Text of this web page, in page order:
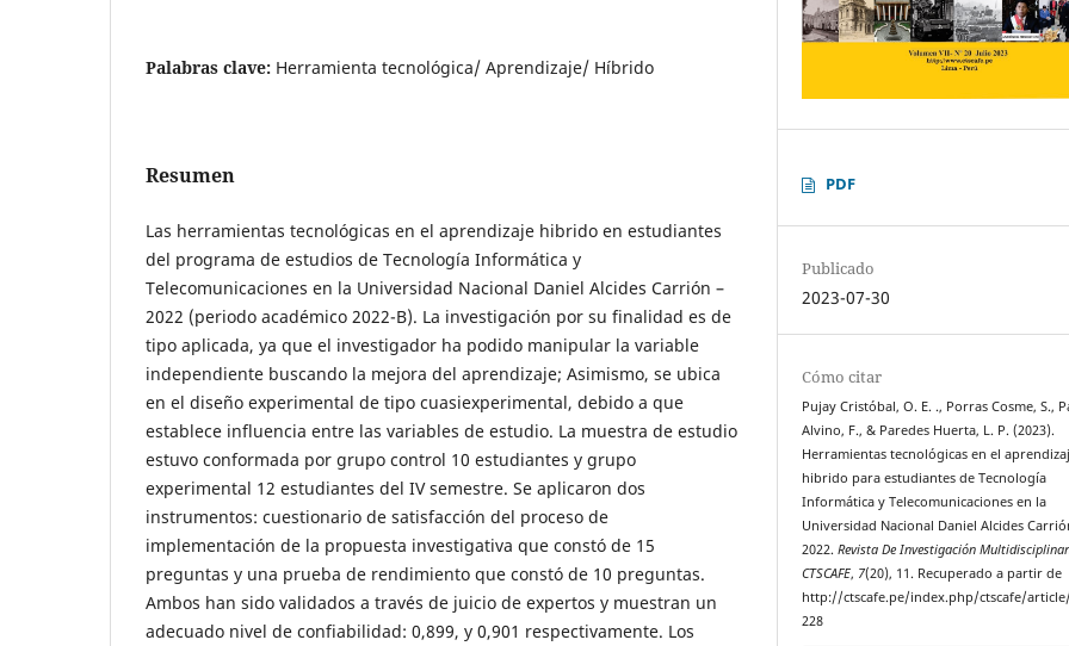
Palabras clave: Herramienta tecnológica/ Aprendizaje/ Híbrido
Resumen
Las herramientas tecnológicas en el aprendizaje hibrido en estudiantes
del programa de estudios de Tecnología Informática y
Telecomunicaciones en la Universidad Nacional Daniel Alcides Carrión –
2022 (periodo académico 2022-B). La investigación por su finalidad es de
tipo aplicada, ya que el investigador ha podido manipular la variable
independiente buscando la mejora del aprendizaje; Asimismo, se ubica
en el diseño experimental de tipo cuasiexperimental, debido a que
establece influencia entre las variables de estudio. La muestra de estudio
estuvo conformada por grupo control 10 estudiantes y grupo
experimental 12 estudiantes del IV semestre. Se aplicaron dos
instrumentos: cuestionario de satisfacción del proceso de
implementación de la propuesta investigativa que constó de 15
preguntas y una prueba de rendimiento que constó de 10 preguntas.
Ambos han sido validados a través de juicio de expertos y muestran un
adecuado nivel de confiabilidad: 0,899, y 0,901 respectivamente. Los
PDF
Publicado
2023-07-30
Cómo citar
Pujay Cristóbal, O. E. ., Porras Cosme, S.,
Alvino, F., & Paredes Huerta, L. P. (2023).
Herramientas tecnológicas en el
hibrido para estudiantes de Tecnología
Informática y Telecomunicaciones en la
Universidad Nacional Daniel Alcides
2022.Revista De Investigación
CTSCAFE, 7(20), 11. Recuperado a partir de
http://ctscafe.pe/index.php/ctscafe/
228